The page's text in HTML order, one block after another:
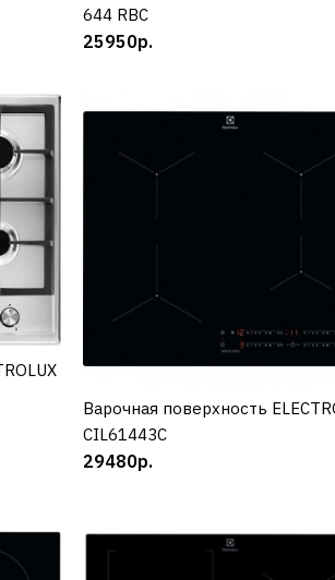
644 RBC
25950р.
КУПИТЬ
Варочная поверхность
CIL61443C
29480р.